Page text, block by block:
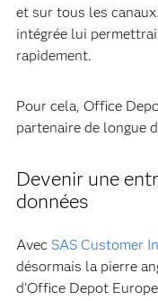
et sur tous les
intégrée lui
rapidement.
Pour cela, Office
partenaire de longue
Devenir une
données
Avec SAS Customer
désormais la pierre
d'Office Depot